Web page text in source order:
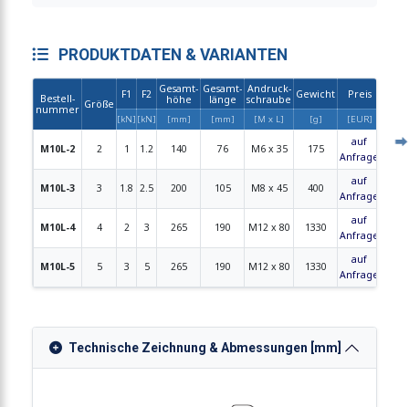
PRODUKTDATEN & VARIANTEN
Bestell-
nummer Größe
F1 F2
Gesamt-
höhe
Gesamt-
länge
Andruck-
schraube Gewicht Preis
[kN] [kN] [mm] [mm] [M x L] [g] [EUR]
M10L-2 2 1 1.2 140 76 M6 x 35 175
auf
Anfrage
M10L-3 3 1.8 2.5 200 105 M8 x 45 400
auf
Anfrage
M10L-4 4 2 3 265 190 M12 x 80 1330
auf
Anfrage
M10L-5 5 3 5 265 190 M12 x 80 1330
auf
Anfrage
Technische Zeichnung & Abmessungen [mm]